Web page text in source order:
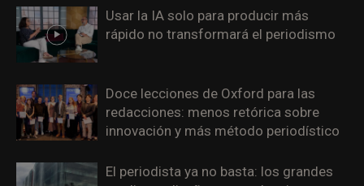
Usar la IA solo para producir más
rápido no transformará el periodismo
Doce lecciones de Oxford para las
redacciones: menos retórica sobre
innovación y más método periodístico
El periodista ya no basta: los grandes